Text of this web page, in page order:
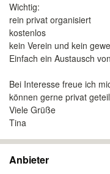
Wichtig:
rein privat organisiert
kostenlos
kein Verein und kein
Einfach ein Austausch
Bei Interesse freue ich
können gerne privat
Viele Grüße
Tina
Anbieter